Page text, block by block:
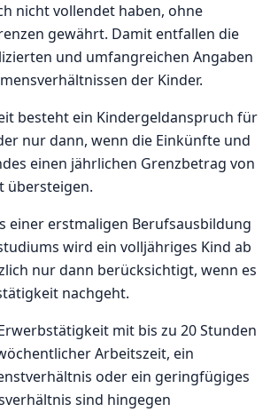
nicht vollendet haben, ohne
gewährt. Damit entfallen die
und umfangreichen Angaben
der Kinder.
besteht ein Kindergeldanspruch für
nur dann, wenn die Einkünfte und
einen jährlichen Grenzbetrag von
übersteigen.
einer erstmaligen Berufsausbildung
wird ein volljähriges Kind ab
nur dann berücksichtigt, wenn es
nachgeht.
mit bis zu 20 Stunden
Arbeitszeit, ein
oder ein geringfügiges
sind hingegen